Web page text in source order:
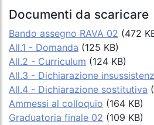
Documenti da scaricare
Bando assegno RAVA 02 (472
All.1 - Domanda (125 KB)
All.2 - Curriculum (124 KB)
All.3 - Dichiarazione
All.4 - Dichiarazione sostitutiva
Ammessi al colloquio (164 KB)
Graduatoria finale 02 (109 KB)